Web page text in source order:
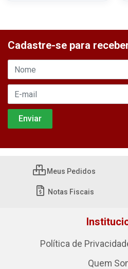
Cadastre-se para
Meus Pedidos
Notas Fiscais
Política de
Quem